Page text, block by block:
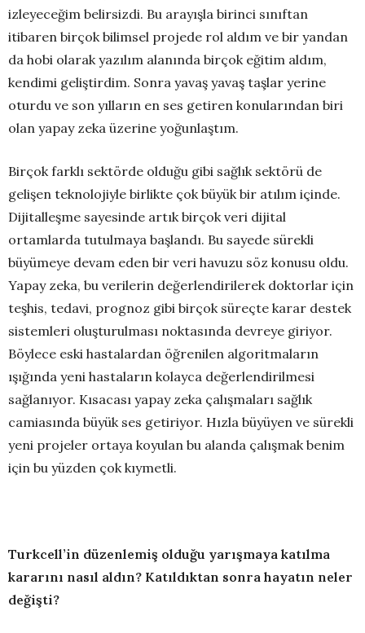
izleyeceğim belirsizdi. Bu arayışla birinci sınıftan
itibaren birçok bilimsel projede rol aldım ve bir yandan
da hobi olarak yazılım alanında birçok eğitim aldım,
kendimi geliştirdim. Sonra yavaş yavaş taşlar yerine
oturdu ve son yılların en ses getiren konularından biri
olan yapay zeka üzerine yoğunlaştım.
Birçok farklı sektörde olduğu gibi sağlık sektörü de
gelişen teknolojiyle birlikte çok büyük bir atılım içinde.
Dijitalleşme sayesinde artık birçok veri dijital
ortamlarda tutulmaya başlandı. Bu sayede sürekli
büyümeye devam eden bir veri havuzu söz konusu oldu.
Yapay zeka, bu verilerin değerlendirilerek doktorlar için
teşhis, tedavi, prognoz gibi birçok süreçte karar destek
sistemleri oluşturulması noktasında devreye giriyor.
Böylece eski hastalardan öğrenilen algoritmaların
ışığında yeni hastaların kolayca değerlendirilmesi
sağlanıyor. Kısacası yapay zeka çalışmaları sağlık
camiasında büyük ses getiriyor. Hızla büyüyen ve sürekli
yeni projeler ortaya koyulan bu alanda çalışmak benim
için bu yüzden çok kıymetli.
Turkcell’in düzenlemiş olduğu yarışmaya katılma
kararını nasıl aldın? Katıldıktan sonra hayatın neler
değişti?